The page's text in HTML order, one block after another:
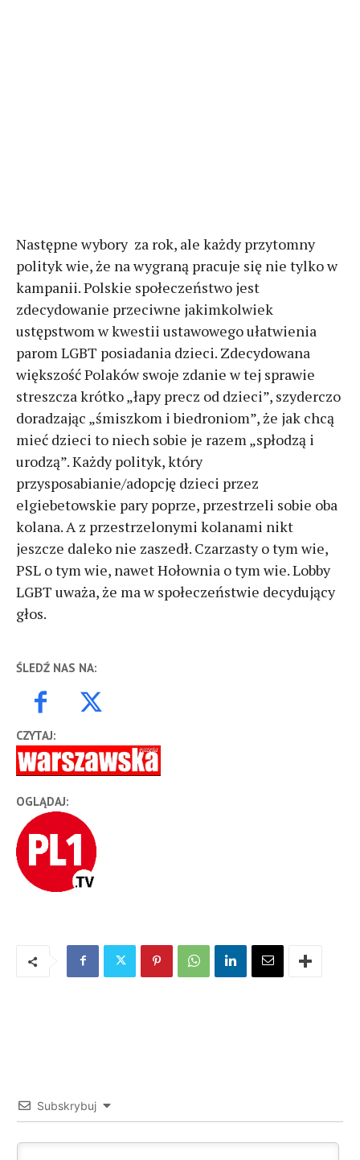
Następne wybory za rok, ale każdy przytomny
polityk wie, że na wygraną pracuje się nie tylko w
kampanii. Polskie społeczeństwo jest
zdecydowanie przeciwne jakimkolwiek
ustępstwom w kwestii ustawowego ułatwienia
parom LGBT posiadania dzieci. Zdecydowana
większość Polaków swoje zdanie w tej sprawie
streszcza krótko „łapy precz od dzieci”, szyderczo
doradzając „śmiszkom i biedroniom”, że jak chcą
mieć dzieci to niech sobie je razem „spłodzą i
urodzą”. Każdy polityk, który
przysposabianie/adopcję dzieci przez
elgiebetowskie pary poprze, przestrzeli sobie oba
kolana. A z przestrzelonymi kolanami nikt
jeszcze daleko nie zaszedł. Czarzasty o tym wie,
PSL o tym wie, nawet Hołownia o tym wie. Lobby
LGBT uważa, że ma w społeczeństwie decydujący
głos.
ŚLEDŹ NAS NA:
CZYTAJ:
OGLĄDAJ:
Subskrybuj